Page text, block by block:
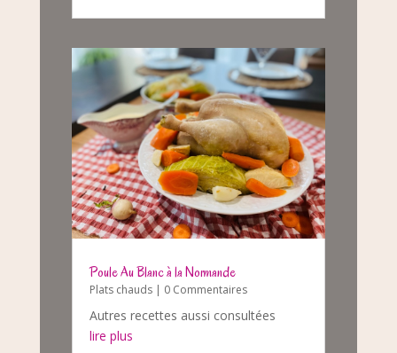
Poule Au Blanc à la Normande
Plats chauds| 0 Commentaires
Autres recettes aussi consultées
lire plus